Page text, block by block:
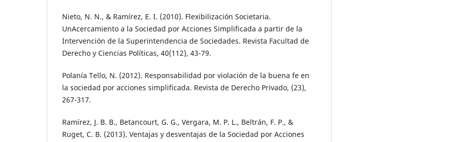
Nieto, N. N., & Ramírez, E. I. (2010). Flexibilización Societaria.
UnAcercamiento a la Sociedad por Acciones Simplificada a partir de la
Intervención de la Superintendencia de Sociedades. Revista Facultad de
Derecho y Ciencias Políticas, 40(112), 43-79.
Polanía Tello, N. (2012). Responsabilidad por violación de la buena fe en
la sociedad por acciones simplificada. Revista de Derecho Privado, (23),
267-317.
Ramírez, J. B. B., Betancourt, G. G., Vergara, M. P. L., Beltrán, F. P., &
Ruget, C. B. (2013). Ventajas y desventajas de la Sociedad por Acciones